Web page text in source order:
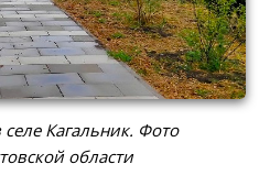
Кагальник. Фото
области